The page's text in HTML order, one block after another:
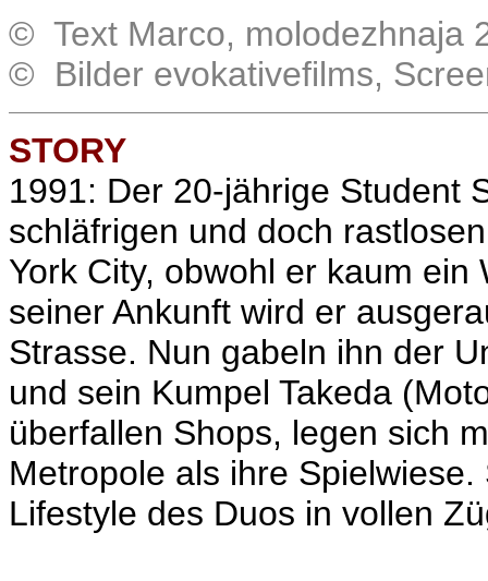
© Text Marco, molodezhnaja
© Bilder evokativefilms,
STORY
1991: Der 20-jährige Student
schläfrigen und doch
York City, obwohl er kaum
seiner Ankunft wird er
Strasse. Nun gabeln ihn der
und sein Kumpel Takeda (
überfallen Shops, legen sich
Metropole als ihre
Lifestyle des Duos in vollen